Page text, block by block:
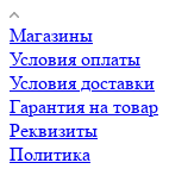
Магазины
Условия оплаты
Условия доставки
Гарантия на товар
Реквизиты
Политика